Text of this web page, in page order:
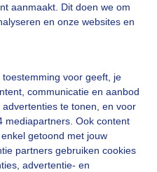
aanmaakt. Dit doen we om
en onze websites en
voor geeft, je
communicatie en aanbod
te tonen, en voor
mediapartners. Ook content
getoond met jouw
partners gebruiken cookies
advertentie- en
aub...